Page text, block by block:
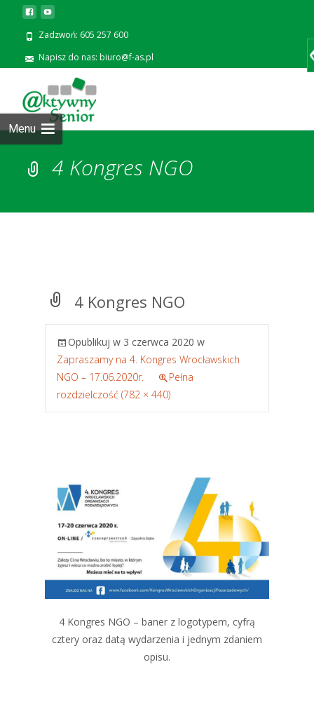
Zadzwoń: 605 257 600
Napisz do nas: biuro@f-as.pl
Menu
4 Kongres NGO
4 Kongres NGO
Opublikuj w 3 czerwca 2020 w
Zapraszamy na 4. Kongres Wrocławskich
NGO – 17.06.2020r.
Pełna
rozdzielczość (782 × 440)
4 Kongres NGO – baner z logotypem, cyfrą
cztery oraz datą wydarzenia i jednym zdaniem
opisu.